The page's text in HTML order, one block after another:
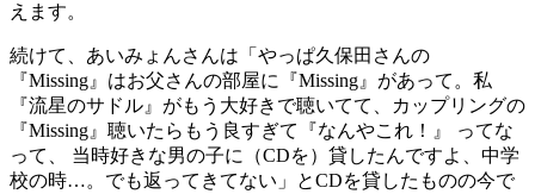
えます。
続けて、あいみょんさんは「やっぱ久保田さんの
『Missing』はお父さんの部屋に『Missing』があって。私
『流星のサドル』がもう大好きで聴いてて、カップリングの
『Missing』聴いたらもう良すぎて『なんやこれ！』 ってな
って、 当時好きな男の子に（CDを）貸したんですよ、中学
校の時…。でも返ってきてない」とCDを貸したものの今で